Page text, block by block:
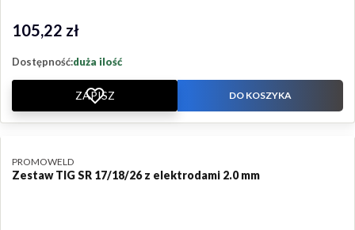
Cena
105,22 zł
Dostępność:duża ilość
ZAPISZ DO KOSZYKA
Zestaw TIG SR 17/18/26 z elektrodami 2.0 mm
PRODUCENT
PROMOWELD